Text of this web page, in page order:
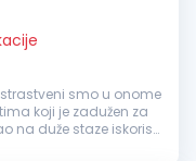
smo u onome
koji je zadužen za
na duže staze iskoristi